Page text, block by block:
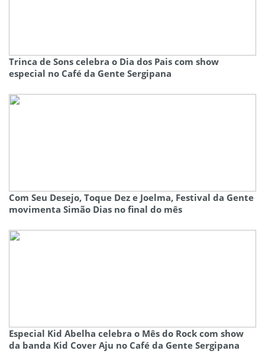
Trinca de Sons celebra o Dia dos Pais com show
especial no Café da Gente Sergipana
Com Seu Desejo, Toque Dez e Joelma, Festival da Gente
movimenta Simão Dias no final do mês
Especial Kid Abelha celebra o Mês do Rock com show
da banda Kid Cover Aju no Café da Gente Sergipana